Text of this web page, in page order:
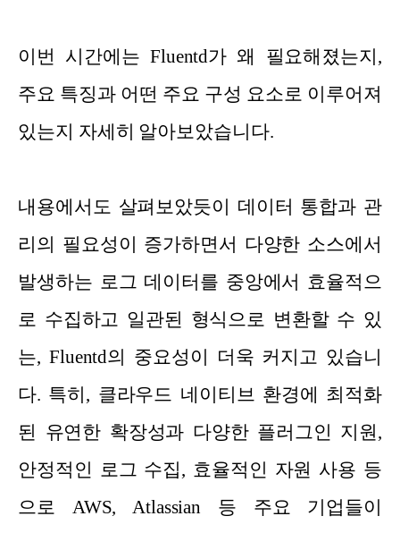
이번 시간에는 Fluentd가 왜 필요해졌는지,
주요 특징과 어떤 주요 구성 요소로 이루어져
있는지 자세히 알아보았습니다.
내용에서도 살펴보았듯이 데이터 통합과 관
리의 필요성이 증가하면서 다양한 소스에서
발생하는 로그 데이터를 중앙에서 효율적으
로 수집하고 일관된 형식으로 변환할 수 있
는, Fluentd의 중요성이 더욱 커지고 있습니
다. 특히, 클라우드 네이티브 환경에 최적화
된 유연한 확장성과 다양한 플러그인 지원,
안정적인 로그 수집, 효율적인 자원 사용 등
으로 AWS, Atlassian 등 주요 기업들이